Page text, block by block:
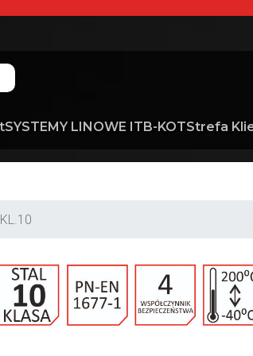
SYSTEMY LINOWE ITB-KOTStrefa